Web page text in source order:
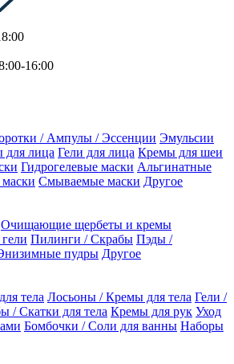
16:00
/ Ампулы / Эссенции Эмульсии
лица Гели для лица Кремы для шеи
Гидрогелевые маски Альгинатные
Смываемые маски Другое
Очищающие щербеты и кремы
Пилинги / Скрабы Пэды /
пудры Другое
тела Лосьоны / Кремы для тела Гели /
/ Скатки для тела Кремы для рук Уход
Бомбочки / Соли для ванны Наборы